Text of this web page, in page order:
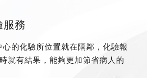
服務
的化驗所位置就在隔鄰，化驗報
就有結果，能夠更加節省病人的